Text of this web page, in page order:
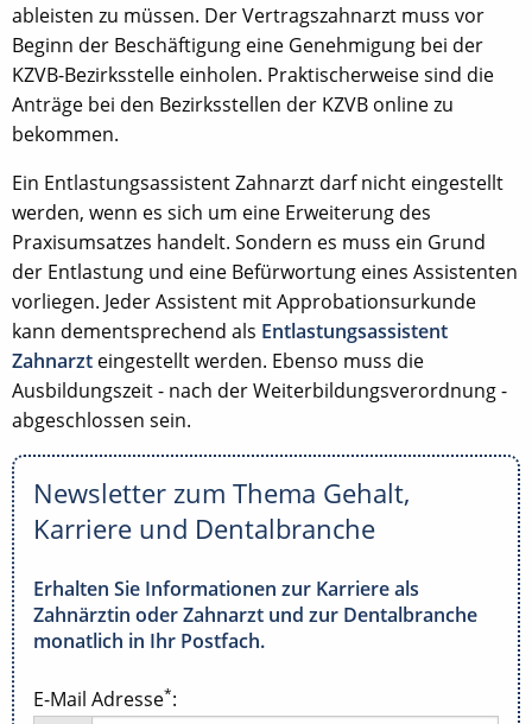
ableisten zu müssen. Der Vertragszahnarzt muss vor
Beginn der Beschäftigung eine Genehmigung bei der
KZVB-Bezirksstelle einholen. Praktischerweise sind die
Anträge bei den Bezirksstellen der KZVB online zu
bekommen.
Ein Entlastungsassistent Zahnarzt darf nicht eingestellt
werden, wenn es sich um eine Erweiterung des
Praxisumsatzes handelt. Sondern es muss ein Grund
der Entlastung und eine Befürwortung eines Assistenten
vorliegen. Jeder Assistent mit Approbationsurkunde
kann dementsprechend als Entlastungsassistent
Zahnarzt eingestellt werden. Ebenso muss die
Ausbildungszeit - nach der Weiterbildungsverordnung -
abgeschlossen sein.
Newsletter zum Thema Gehalt,
Karriere und Dentalbranche
Erhalten Sie Informationen zur Karriere als
Zahnärztin oder Zahnarzt und zur Dentalbranche
monatlich in Ihr Postfach.
E-Mail Adresse*: